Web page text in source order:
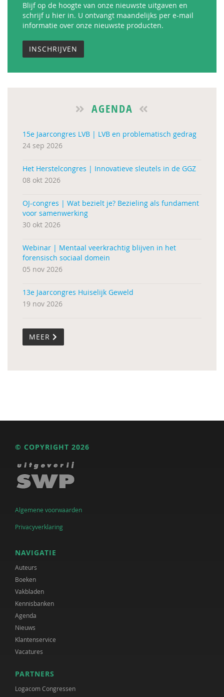
Blijf op de hoogte van onze nieuwste uitgaven en
schrijf u hier in. U ontvangt maandelijks per e-mail
informatie over onze nieuwste producten.
INSCHRIJVEN
AGENDA
15e Jaarcongres LVB | LVB en problematisch gedrag
24 sep 2026
Het Herstelcongres | Innovatieve sleutels in de GGZ
08 okt 2026
OJ-congres | Wat bezielt je? Bezieling als fundament
voor samenwerking
30 okt 2026
Webinar | Mentaal veerkrachtig blijven in het
forensisch sociaal domein
05 nov 2026
13e Jaarcongres Huiselijk Geweld
19 nov 2026
MEER
© COPYRIGHT 2026
Algemene voorwaarden
Privacyverklaring
NAVIGATIE
Auteurs
Boeken
Vakbladen
Kennisbanken
Agenda
Nieuws
Klantenservice
Vacatures
PARTNERS
Logacom Congressen